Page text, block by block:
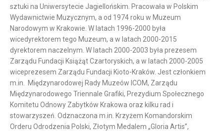
sztuki na Uniwersytecie Jagiellońskim. Pracowała w Polskim
Wydawnictwie Muzycznym, a od 1974 roku w Muzeum
Narodowym w Krakowie. W latach 1996-2000 była
wicedyrektorem tego Muzeum, a w latach 2000-2015
dyrektorem naczelnym. W latach 2000-2003 była prezesem
Zarządu Fundacji Książąt Czartoryskich, a w latach 2000-2005
wiceprezesem Zarządu Fundacji Kioto-Kraków. Jest członkiem
m.in. Międzynarodowej Rady Muzeów ICOM, Zarządu
Międzynarodowego Triennale Grafiki, Prezydium Społecznego
Komitetu Odnowy Zabytków Krakowa oraz kilku rad i
stowarzyszeń. Odznaczona m.in. Krzyżem Komandorskim
Orderu Odrodzenia Polski, Złotym Medalem „Gloria Artis”,